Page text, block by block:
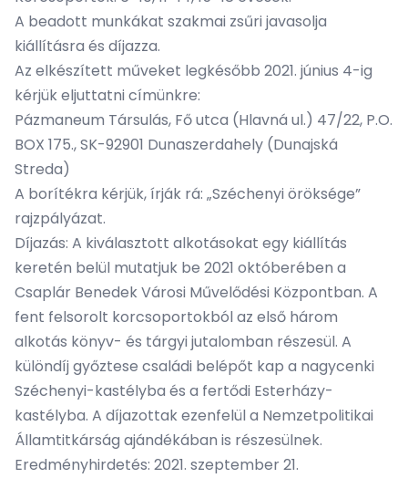
A beadott munkákat szakmai zsűri javasolja
kiállításra és díjazza.
Az elkészített műveket legkésőbb 2021. június 4-ig
kérjük eljuttatni címünkre:
Pázmaneum Társulás, Fő utca (Hlavná ul.) 47/22, P.O.
BOX 175., SK-92901 Dunaszerdahely (Dunajská
Streda)
A borítékra kérjük, írják rá: „Széchenyi öröksége”
rajzpályázat.
Díjazás: A kiválasztott alkotásokat egy kiállítás
keretén belül mutatjuk be 2021 októberében a
Csaplár Benedek Városi Művelődési Központban. A
fent felsorolt korcsoportokból az első három
alkotás könyv- és tárgyi jutalomban részesül. A
különdíj győztese családi belépőt kap a nagycenki
Széchenyi-kastélyba és a fertődi Esterházy-
kastélyba. A díjazottak ezenfelül a Nemzetpolitikai
Államtitkárság ajándékában is részesülnek.
Eredményhirdetés: 2021. szeptember 21.